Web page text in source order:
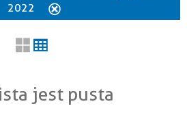
2022
jest pusta